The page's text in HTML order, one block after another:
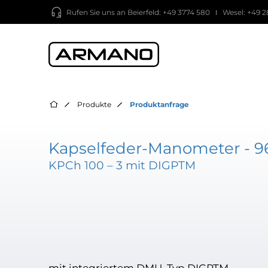
Rufen Sie uns an Beierfeld: +49 3774 580 Wesel: +49
Produkte Produktanfrage
Kapselfeder-Manometer -
KPCh 100 – 3 mit DIGPTM